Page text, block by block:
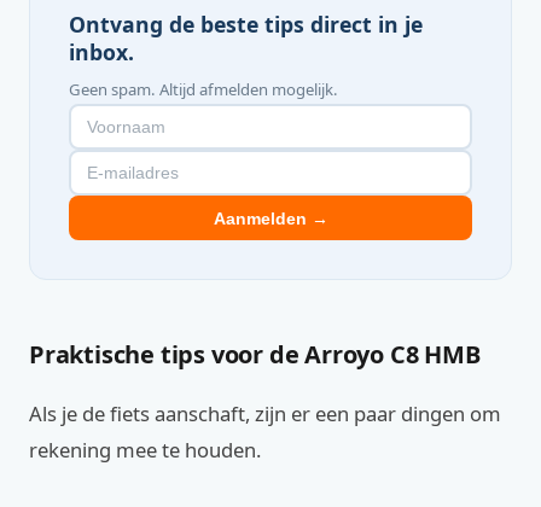
Ontvang de beste tips direct in je
inbox.
Geen spam. Altijd afmelden mogelijk.
Aanmelden →
Praktische tips voor de Arroyo C8 HMB
Als je de fiets aanschaft, zijn er een paar dingen om
rekening mee te houden.